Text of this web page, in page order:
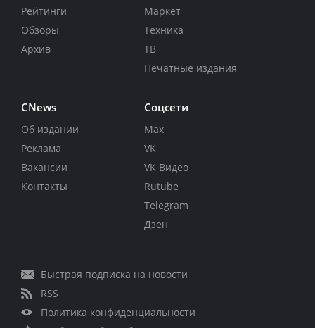
Рейтинги
Обзоры
Архив
Маркет
Техника
ТВ
Печатные издания
CNews
Об издании
Реклама
Вакансии
Контакты
Соцсети
Max
VK
VK Видео
Rutube
Telegram
Дзен
Быстрая подписка на новости
RSS
Политика конфиденциальности